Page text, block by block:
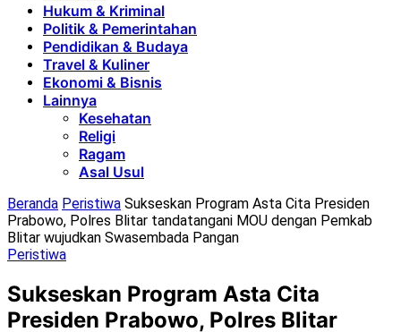
Hukum & Kriminal
Politik & Pemerintahan
Pendidikan & Budaya
Travel & Kuliner
Ekonomi & Bisnis
Lainnya
Kesehatan
Religi
Ragam
Asal Usul
Beranda Peristiwa Sukseskan Program Asta Cita Presiden
Prabowo, Polres Blitar tandatangani MOU dengan Pemkab
Blitar wujudkan Swasembada Pangan
Peristiwa
Sukseskan Program Asta Cita
Presiden Prabowo, Polres Blitar